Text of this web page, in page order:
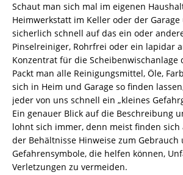
Schaut man sich mal im eigenen
Heimwerkstatt im Keller oder der
sicherlich schnell auf das ein oder
Pinselreiniger, Rohrfrei oder ein lapidar
Konzentrat für die Scheibenwischanlage
Packt man alle Reinigungsmittel, Öle,
sich in Heim und Garage so finden
jeder von uns schnell ein „kleines
Ein genauer Blick auf die Beschreibung
lohnt sich immer, denn meist finden sich
der Behältnisse Hinweise zum
Gefahrensymbole, die helfen können,
Verletzungen zu vermeiden.